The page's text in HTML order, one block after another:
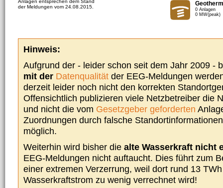
Anlagen entsprechen dem Stand
der Meldungen vom 24.08.2015.
0 Anlagen
0 MW(peak)
Hinweis:
Aufgrund der - leider schon seit dem Jahr 2009 -
mit der Datenqualität der EEG-Meldungen
derzeit leider noch nicht den korrekten
Offensichtlich publizieren viele Netzbetreiber die
und nicht die vom Gesetzgeber geforderten
Zuordnungen durch falsche
möglich.
Weiterhin wird bisher die alte Wasserkraft nicht
EEG-Meldungen nicht auftaucht. Dies führt zum
einer extremen Verzerrung, weil dort rund 13
Wasserkraftstrom zu wenig verrechnet wird!